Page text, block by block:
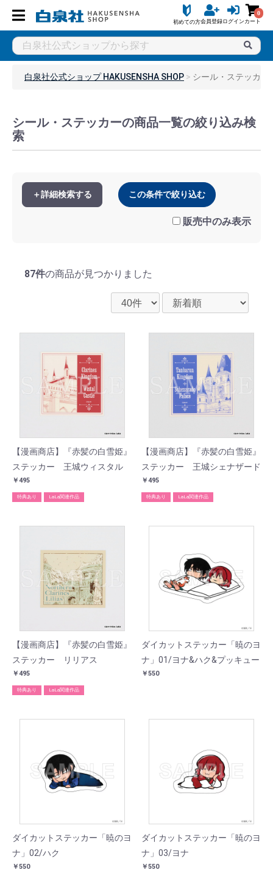
初めての方会員登録ログイン
0
カート
白泉社公式ショップ HAKUSENSHA SHOP シール・ステッカー
シール・ステッカーの商品一覧の絞り込み検
索
＋詳細検索する この条件で絞り込む
販売中のみ表示
87件の商品が見つかりました
【漫画商店】『赤髪の白雪姫』
ステッカー 王城ウィスタル
￥495
特典あり LaLa関連作品
【漫画商店】『赤髪の白雪姫』
ステッカー 王城シェナザード
￥495
特典あり LaLa関連作品
【漫画商店】『赤髪の白雪姫』
ステッカー リリアス
￥495
特典あり LaLa関連作品
ダイカットステッカー「暁のヨ
ナ」01/ヨナ&ハク&プッキュー
￥550
ダイカットステッカー「暁のヨ
ナ」02/ハク
￥550
ダイカットステッカー「暁のヨ
ナ」03/ヨナ
￥550